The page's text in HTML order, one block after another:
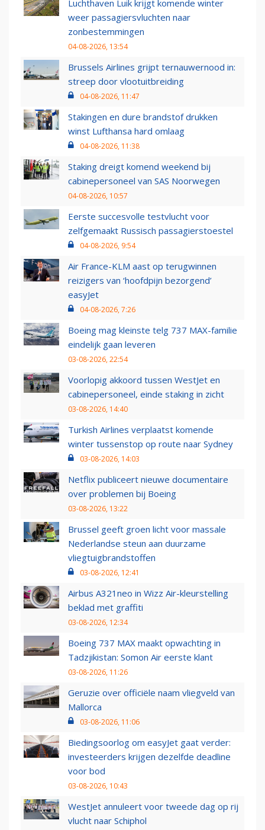
Luchthaven Luik krijgt komende winter
weer passagiersvluchten naar
zonbestemmingen
04-08-2026, 13:54
Brussels Airlines grijpt ternauwernood in:
streep door vlootuitbreiding
04-08-2026, 11:47
Stakingen en dure brandstof drukken
winst Lufthansa hard omlaag
04-08-2026, 11:38
Staking dreigt komend weekend bij
cabinepersoneel van SAS Noorwegen
04-08-2026, 10:57
Eerste succesvolle testvlucht voor
zelfgemaakt Russisch passagierstoestel
04-08-2026, 9:54
Air France-KLM aast op terugwinnen
reizigers van ‘hoofdpijn bezorgend’
easyJet
04-08-2026, 7:26
Boeing mag kleinste telg 737 MAX-familie
eindelijk gaan leveren
03-08-2026, 22:54
Voorlopig akkoord tussen WestJet en
cabinepersoneel, einde staking in zicht
03-08-2026, 14:40
Turkish Airlines verplaatst komende
winter tussenstop op route naar Sydney
03-08-2026, 14:03
Netflix publiceert nieuwe documentaire
over problemen bij Boeing
03-08-2026, 13:22
Brussel geeft groen licht voor massale
Nederlandse steun aan duurzame
vliegtuigbrandstoffen
03-08-2026, 12:41
Airbus A321neo in Wizz Air-kleurstelling
beklad met graffiti
03-08-2026, 12:34
Boeing 737 MAX maakt opwachting in
Tadzjikistan: Somon Air eerste klant
03-08-2026, 11:26
Geruzie over officiële naam vliegveld van
Mallorca
03-08-2026, 11:06
Biedingsoorlog om easyJet gaat verder:
investeerders krijgen dezelfde deadline
voor bod
03-08-2026, 10:43
WestJet annuleert voor tweede dag op rij
vlucht naar Schiphol